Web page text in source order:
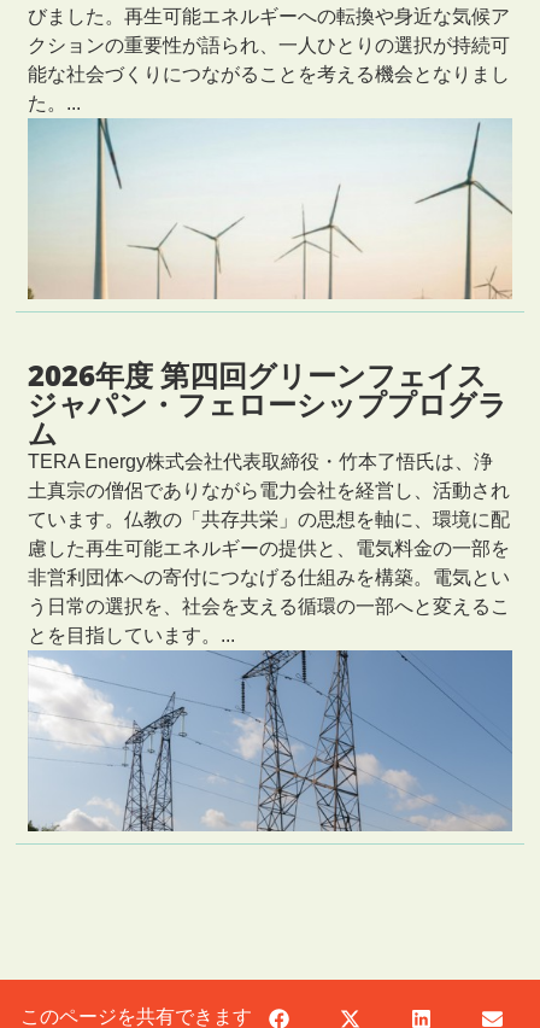
びました。再生可能エネルギーへの転換や身近な気候ア
クションの重要性が語られ、一人ひとりの選択が持続可
能な社会づくりにつながることを考える機会となりまし
た。...
2026年度 第四回グリーンフェイス
ジャパン・フェローシッププログラ
ム
TERA Energy株式会社代表取締役・竹本了悟氏は、浄
土真宗の僧侶でありながら電力会社を経営し、活動され
ています。仏教の「共存共栄」の思想を軸に、環境に配
慮した再生可能エネルギーの提供と、電気料金の一部を
非営利団体への寄付につなげる仕組みを構築。電気とい
う日常の選択を、社会を支える循環の一部へと変えるこ
とを目指しています。...
このページを共有できます